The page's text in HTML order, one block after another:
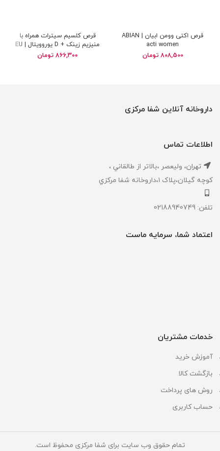
قرص اکتی وومن ابیان | ABIAN
acti women
808,500 تومان
قرص کلسیم سیترات همراه با
منیزیم زینک + D یوروویتال | EU
RHO VITAL Calcium Citrate and
866,300 تومان
داروخانه آنلاین شفا مرکزی
اطلاعات تماس
تهران، ‎وليعصر ،بالاتر از طالقاني ،
كوچه گيلان،پلاک ۱،داروخانه شفا مركزي
تلفن: 02188940749
اعتماد شما، سرمایه ماست
خدمات مشتریان
آموزش خرید
بازگشت کالا
روش های پرداخت
حساب کاربری
تمام حقوق وب سایت برای شفا مرکزی محفوظ است.